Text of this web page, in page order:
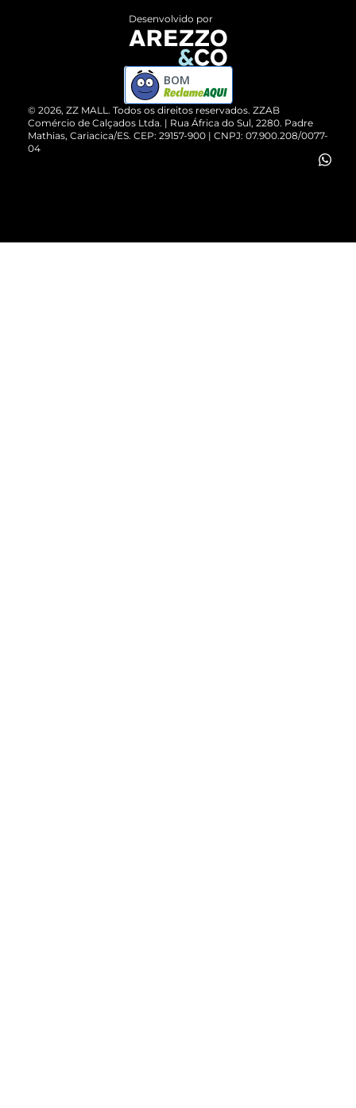
ZZ MALL é confiável
Cartão Presente
Vendas Corporativas
Devolução do Produto
Compre pelo WhatsApp
© 2026, ZZ MALL. Todos os direitos reservados. ZZAB
Comércio de Calçados Ltda. | Rua África do Sul, 2280. Padre
Mathias, Cariacica/ES. CEP: 29157-900 | CNPJ: 07.900.208/0077-
04
Desenvolvido por
BOM